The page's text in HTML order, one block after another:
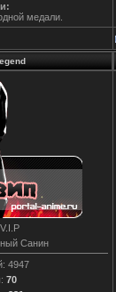
медали.
V.I.P
Санин
4947
70